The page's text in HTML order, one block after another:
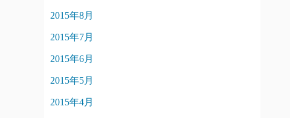
2015年8月
2015年7月
2015年6月
2015年5月
2015年4月